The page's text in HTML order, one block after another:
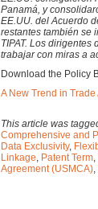
Panamá, y
EE.UU. del Acuerdo
restantes también se
TIPAT. Los
trabajar con miras a
Download the Policy
A New Trend in
This article was
Comprehensive and
Data Exclusivity,
Linkage, Patent Term,
Agreement (USMCA),